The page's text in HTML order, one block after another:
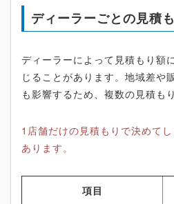
ディーラーごとの見積
ディーラーによって見積もり額
じることがあります。地域差や
も影響するため、複数の見積も
1店舗だけの見積もりで決めて
あります。
項目